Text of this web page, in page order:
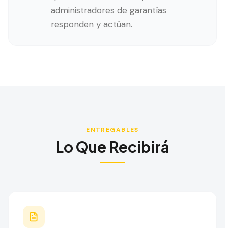
administradores de garantías
responden y actúan.
ENTREGABLES
Lo Que Recibirá